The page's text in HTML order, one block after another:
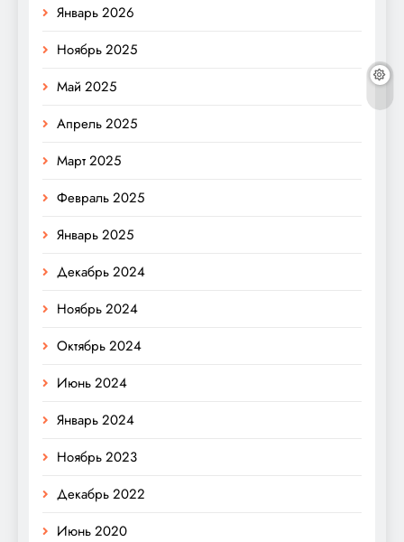
Январь 2026
Ноябрь 2025
Май 2025
Апрель 2025
Март 2025
Февраль 2025
Январь 2025
Декабрь 2024
Ноябрь 2024
Октябрь 2024
Июнь 2024
Январь 2024
Ноябрь 2023
Декабрь 2022
Июнь 2020